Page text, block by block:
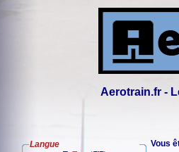
Aerotrain.fr -
Langue Vous